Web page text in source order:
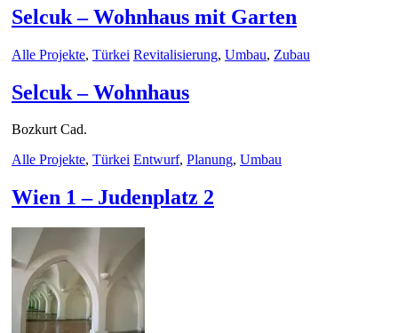
Selcuk – Wohnhaus mit Garten
Alle Projekte, Türkei Revitalisierung, Umbau, Zubau
Selcuk – Wohnhaus
Bozkurt Cad.
Alle Projekte, Türkei Entwurf, Planung, Umbau
Wien 1 – Judenplatz 2